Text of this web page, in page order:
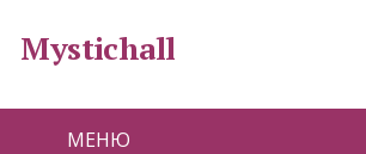
Mystichall
МЕНЮ